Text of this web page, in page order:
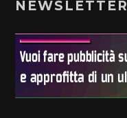
NEWSLETTER